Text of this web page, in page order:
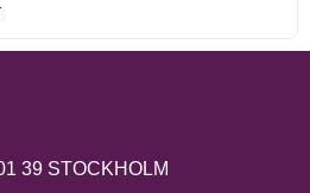
39 STOCKHOLM